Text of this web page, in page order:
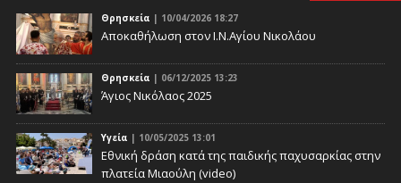
Θρησκεία | 10/04/2026 18:27
Αποκαθήλωση στον Ι.Ν.Αγίου Νικολάου
Θρησκεία | 06/12/2025 13:23
Άγιος Νικόλαος 2025
Υγεία | 10/05/2025 13:01
Eθνική δράση κατά της παιδικής παχυσαρκίας στην
πλατεία Μιαούλη (video)